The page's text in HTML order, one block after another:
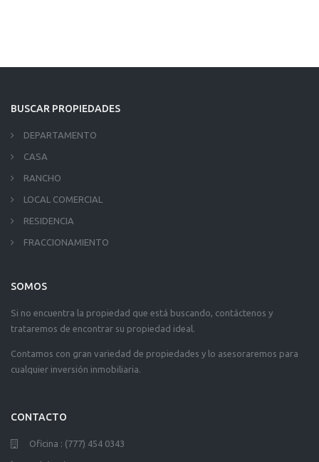
BUSCAR PROPIEDADES
DEPARTAMENTO
CASA
RANCHO
LOCAL COMERCIAL
RESIDENCIA
FRACCIONAMIENTO
SOMOS
Si no encuentra la propiedad que está buscando, contáctenos y
trataremos de encontrar su propiedad ideal.
Contamos con gran variedad de propiedades y lo asesoraremos para
cualquier inversión inmobiliaria.
CONTACTO
Oficina : (777) 454 0343